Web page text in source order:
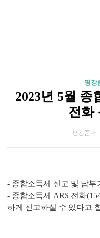
평강
2023년 5월 종
전화
평강줌마
- 종합소득세 신고 및 납부
- 종합소득세 ARS 전화
하게 신고하실 수 있다고